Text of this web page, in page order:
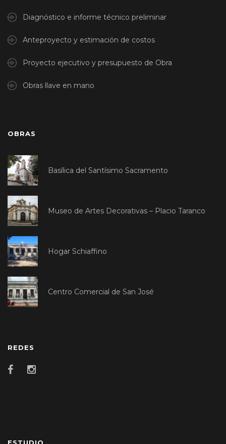
Diagnóstico e informe técnico preliminar
Anteproyecto y estimación de costos
Proyecto ejecutivo y presupuesto de Obra
Obras llave en mano
OBRAS
Basílica del Santísimo Sacramento
Museo de Artes Decorativas – Placio Taranco
Hogar Schiaffino
Centro Comercial de San José
REDES